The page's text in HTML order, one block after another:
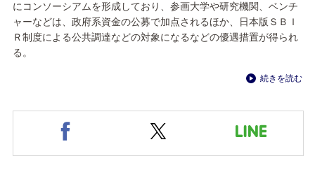
にコンソーシアムを形成しており、参画大学や研究機関、ベンチ
ャーなどは、政府系資金の公募で加点されるほか、日本版ＳＢＩ
Ｒ制度による公共調達などの対象になるなどの優遇措置が得られ
る。
続きを読む